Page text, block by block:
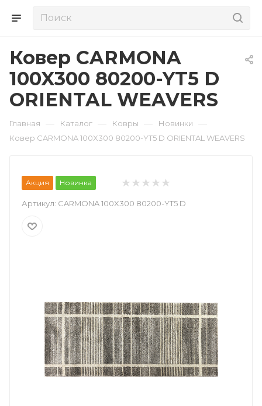
Ковер CARMONA
100X300 80200-YT5 D
ORIENTAL WEAVERS
Главная — Каталог — Ковры — Новинки —
Ковер CARMONA 100X300 80200-YT5 D ORIENTAL WEAVERS
Акция Новинка
Артикул: CARMONA 100X300 80200-YT5 D